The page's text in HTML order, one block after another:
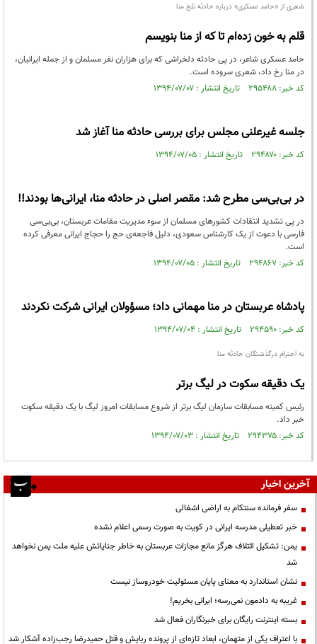
شعری از «حامد عسکری» درباره حادثه تلخ منا
قلم به خون زده‌ام تا که از منا بنویسم
حامد عسکری شاعر، در پی حادثه دلخراشی که برای هزاران نفر مسلمان و از جمله ایرانیان،
در منا رخ داد، شعری سروده‌ است.
کد خبر: ۲۹۵۴۸۸ تاریخ انتشار : ۱۳۹۴/۰۷/۰۷
جلسه غیرعلنی مجلس برای بررسی حادثه منا آغاز شد
کد خبر: ۲۹۴۸۷۰ تاریخ انتشار : ۱۳۹۴/۰۷/۰۵
در بی‌بی‌سی مطرح شد: مقصر اصلی در حادثه منا، ایرانی‌ها بودند!!
در پی تشدید انتقادات کشورهای مسلمان از سوء مدیریت مقامات عربستان، بی‌بی‌سی
فارسی با دعوت از یک کارشناس سعودی، دلیل فاجعه‌ی حج را حجاج ایرانی معرفی کرده
است.
کد خبر: ۲۹۴۸۶۷ تاریخ انتشار : ۱۳۹۴/۰۷/۰۵
پادشاه عربستان در منا مهمانی داد؛ مسؤولان ایرانی شرکت نکردند
کد خبر: ۲۹۴۵۹۰ تاریخ انتشار : ۱۳۹۴/۰۷/۰۴
به احترام درگذشتگان حادثه منا
یک دقیقه سکوت در لیگ برتر
رئیس کمیته مسابقات سازمان لیگ برتر از شروع مسابقات امروز لیگ با یک دقیقه سکوت
خبر داد.
کد خبر: ۲۹۴۳۷۵ تاریخ انتشار : ۱۳۹۴/۰۷/۰۳
آخرین اخبار
سفر فرمانده سنتکام به اراضی اشغالی
خبر تعطیلی مدرسه ایرانی در کویت به صورت رسمی اعلام نشده
یمن: تشکیل ائتلاف هرگز مانع مجازات عربستان به خاطر جنایاتش علیه ملت یمن نخواهد
شد
نشان استاندارد به معنای پایان مسئولیت خودروساز نیست
غریبه به دادمون نمی‌رسه؛ ایرانی بخریم!
بسته اینترنت رایگان برای خبرنگاران فعال شد
با اعتراف یکی از متهمان، ابعاد تازه‌ای از پرونده ربایش و قتل حمیدرضا رجب‌زاده آشکار شد